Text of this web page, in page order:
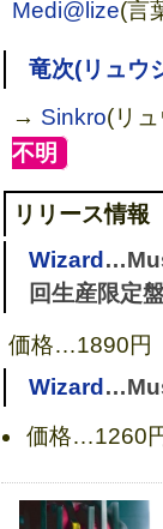
Medi@lize(言
竜次(リュウ
→ Sinkro(リ
不明
リリース情報
Wizard
回生産限定盤
価格…1890円
Wizard
価格…1260
Journey